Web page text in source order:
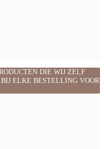
DIE WIJ ZELF
BIJ ELKE BESTELLING VOOR